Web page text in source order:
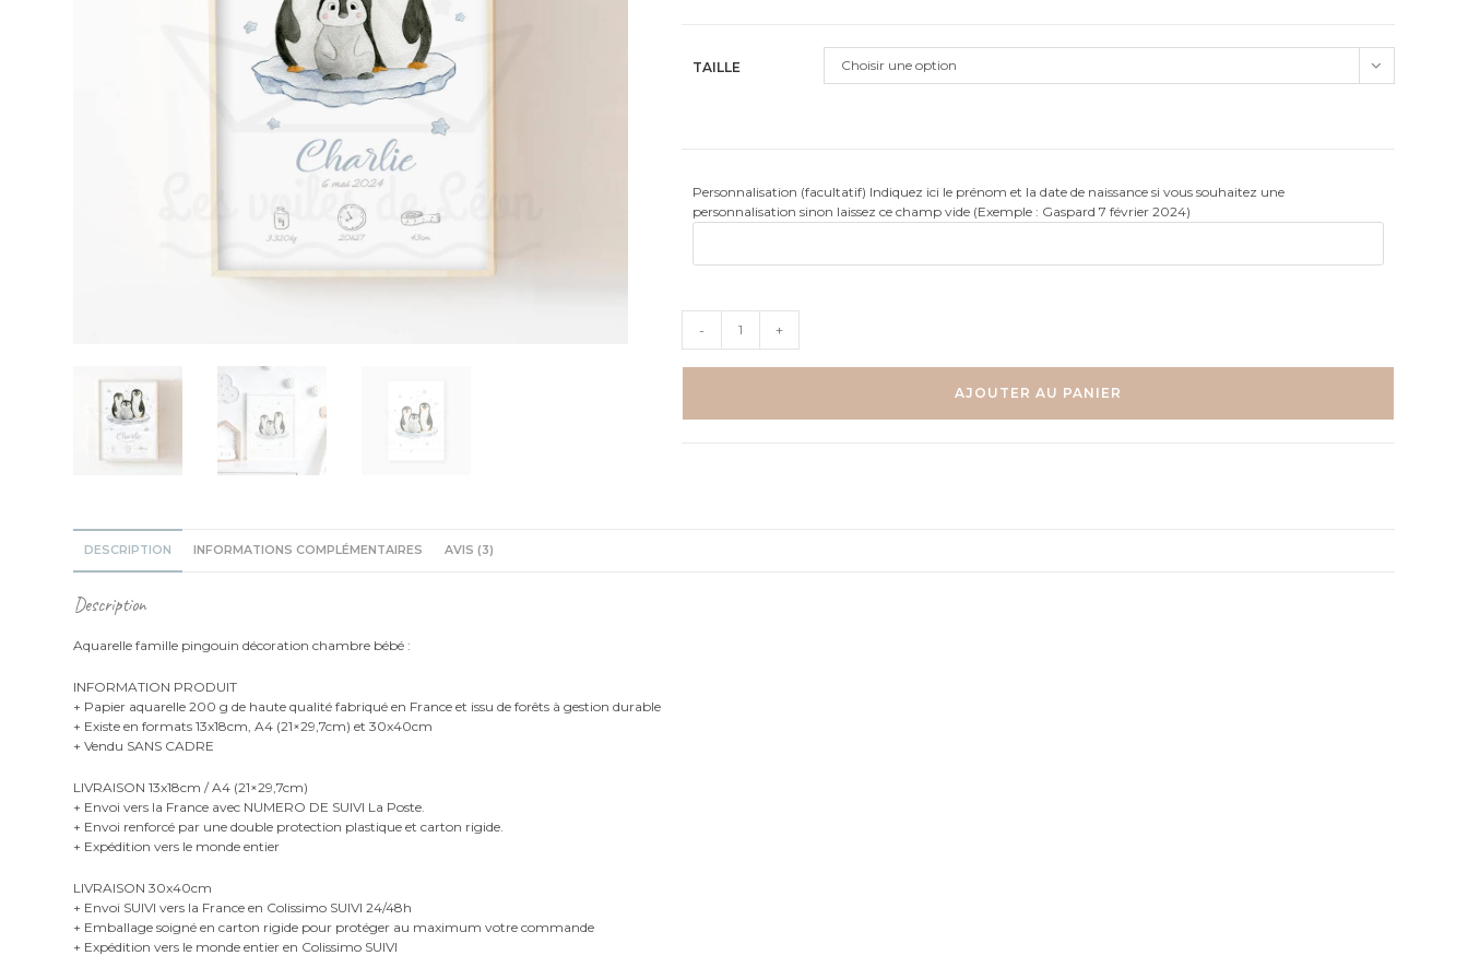
TAILLE Choisir une option
Personnalisation (facultatif) Indiquez ici le prénom et la date de naissance si vous souhaitez une
personnalisation sinon laissez ce champ vide (Exemple : Gaspard 7 février 2024)
Pingouin
- +
AJOUTER AU PANIER
DESCRIPTION INFORMATIONS COMPLÉMENTAIRES AVIS (3)
Description
Aquarelle famille pingouin décoration chambre bébé :
INFORMATION PRODUIT
+ Papier aquarelle 200 g de haute qualité fabriqué en France et issu de forêts à gestion durable
+ Existe en formats 13x18cm, A4 (21×29,7cm) et 30x40cm
+ Vendu SANS CADRE
LIVRAISON 13x18cm / A4 (21×29,7cm)
+ Envoi vers la France avec NUMERO DE SUIVI La Poste.
+ Envoi renforcé par une double protection plastique et carton rigide.
+ Expédition vers le monde entier
LIVRAISON 30x40cm
+ Envoi SUIVI vers la France en Colissimo SUIVI 24/48h
+ Emballage soigné en carton rigide pour protéger au maximum votre commande
+ Expédition vers le monde entier en Colissimo SUIVI